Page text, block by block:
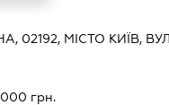
02192, МІСТО КИЇВ,
грн.